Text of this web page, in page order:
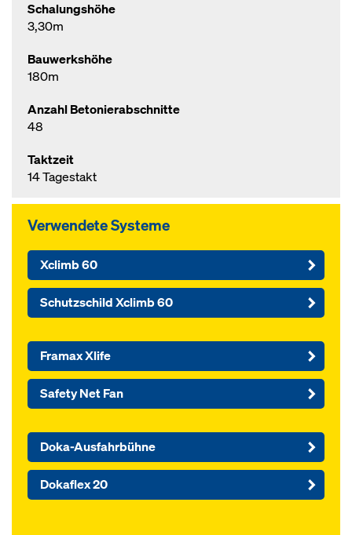
Schalungshöhe
3,30m
Bauwerkshöhe
180m
Anzahl Betonierabschnitte
48
Taktzeit
14 Tagestakt
Verwendete Systeme
Xclimb 60
Schutzschild Xclimb 60
Framax Xlife
Safety Net Fan
Doka-Ausfahrbühne
Dokaflex 20